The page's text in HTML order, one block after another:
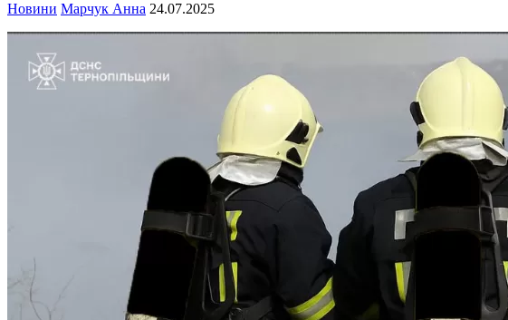
Новини Марчук Анна 24.07.2025